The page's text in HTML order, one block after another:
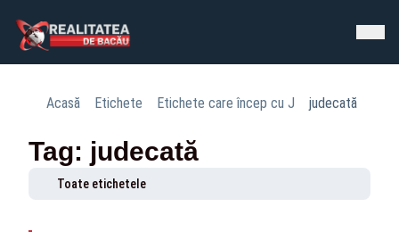
Acasă Etichete Etichete care încep cu J judecată
Tag: judecată
Toate etichetele